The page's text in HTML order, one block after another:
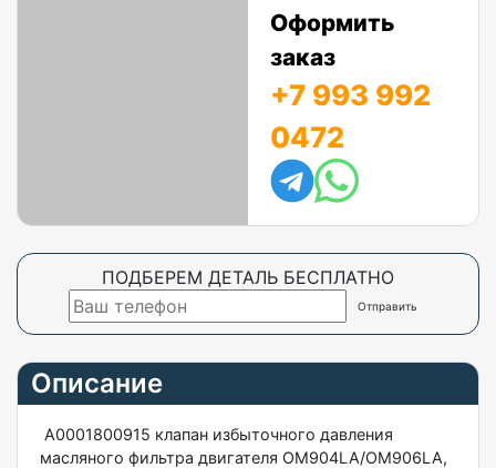
Оформить
заказ
+7 993 992
0472
ПОДБЕРЕМ ДЕТАЛЬ БЕСПЛАТНО
Описание
A0001800915 клапан избыточного давления
масляного фильтра двигателя OM904LA/OM906LA,